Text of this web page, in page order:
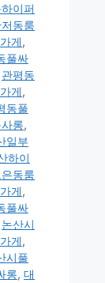
이퍼
동룸
게,
풀싸
관평동
게,
동풀
롱,
일부
하이
은동룸
게,
풀싸
논산시
게,
시풀
롱, 대